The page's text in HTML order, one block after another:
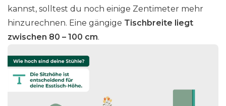
kannst, solltest du noch einige Zentimeter mehr
hinzurechnen. Eine gängige Tischbreite liegt
zwischen 80 – 100 cm.